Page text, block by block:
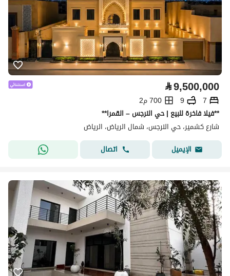
⃁9,500,000
7
9
700 م2
**فيلا فاخرة للبيع | حي النرجس – القمرا**
شارع كشمير، حي النرجس، شمال الرياض، الرياض
الإيميل
اتصال